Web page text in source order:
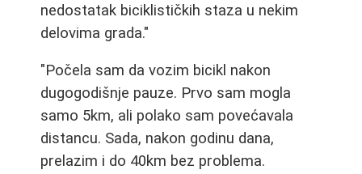
nedostatak biciklističkih staza u nekim
delovima grada."
"Počela sam da vozim bicikl nakon
dugogodišnje pauze. Prvo sam mogla
samo 5km, ali polako sam povećavala
distancu. Sada, nakon godinu dana,
prelazim i do 40km bez problema.